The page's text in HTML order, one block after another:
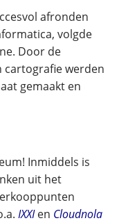
afronden
volgde
Door de
cartografie werden
gemaakt en
Inmiddels is
uit het
IXXIen Cloudnola